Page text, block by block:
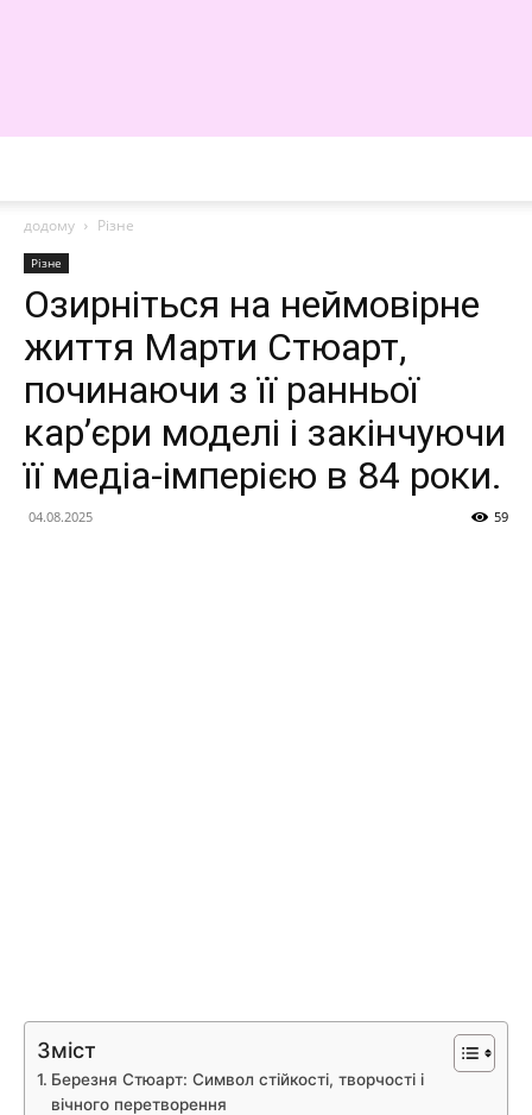
додому
Різне
Різне
Озирніться на неймовірне
життя Марти Стюарт,
починаючи з її ранньої
кар’єри моделі і закінчуючи
її медіа-імперією в 84 роки.
04.08.2025 59
Зміст
Березня Стюарт: Символ стійкості, творчості і
вічного перетворення